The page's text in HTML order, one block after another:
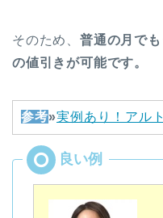
そのため、 普通の月で
の値引きが可能です。
参考»実例あり！アル